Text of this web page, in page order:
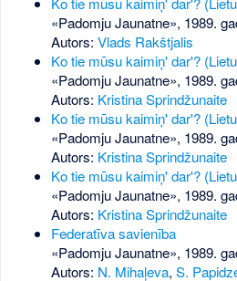
«Padomju Jaunatne», 1989.
Autors: Vlads Rakštjalis
Ko tie mūsu kaimiņ' dar'?
«Padomju Jaunatne», 1989.
Autors: Kristina Sprindžunaite
Ko tie mūsu kaimiņ' dar'?
«Padomju Jaunatne», 1989.
Autors: Kristina Sprindžunaite
Ko tie mūsu kaimiņ' dar'?
«Padomju Jaunatne», 1989.
Autors: Kristina Sprindžunaite
Federatīva savienība
«Padomju Jaunatne», 1989.
Autors: N. Mihaļeva, S.